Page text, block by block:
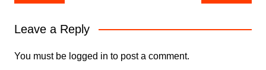
o
k
p
p
er
navigation
Leave a Reply
You must be logged in to post a comment.